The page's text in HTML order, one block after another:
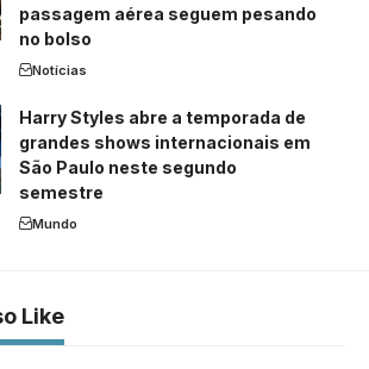
passagem aérea seguem pesando
no bolso
Notícias
Harry Styles abre a temporada de
grandes shows internacionais em
São Paulo neste segundo
semestre
Mundo
Like